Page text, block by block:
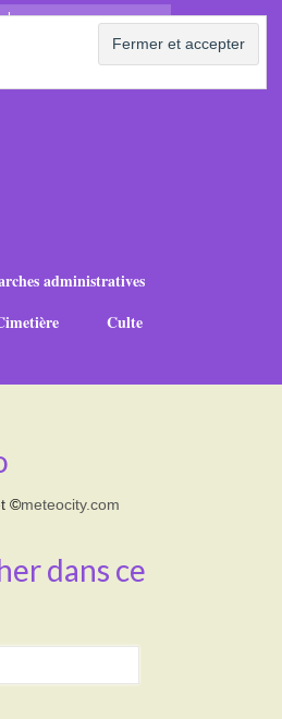
administratives
Culte
©meteocity.com
dans ce